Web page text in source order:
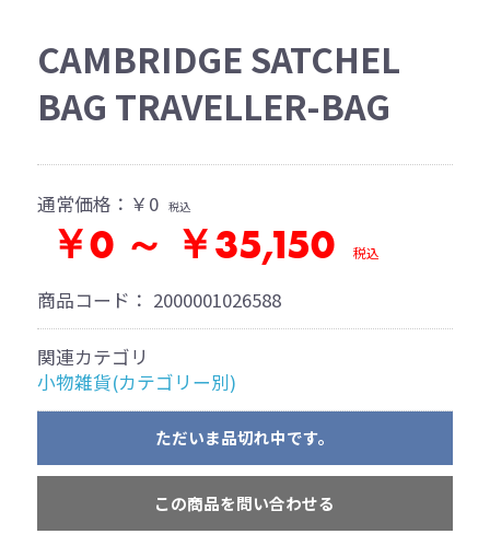
CAMBRIDGE SATCHEL
BAG TRAVELLER-BAG
通常価格： ￥0 税込
￥0 ～ ￥35,150 税込
商品コード： 2000001026588
関連カテゴリ
小物雑貨(カテゴリー別)
ただいま品切れ中です。
この商品を問い合わせる